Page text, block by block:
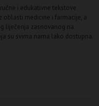
i edukativne tekstove
oblasti medicine i farmacije, a
liječenja zasnovanog na
su svima nama lako dostupna.